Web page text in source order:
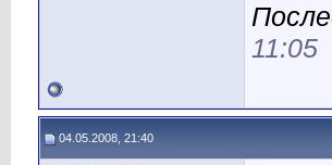
11:05
04.05.2008, 21:40